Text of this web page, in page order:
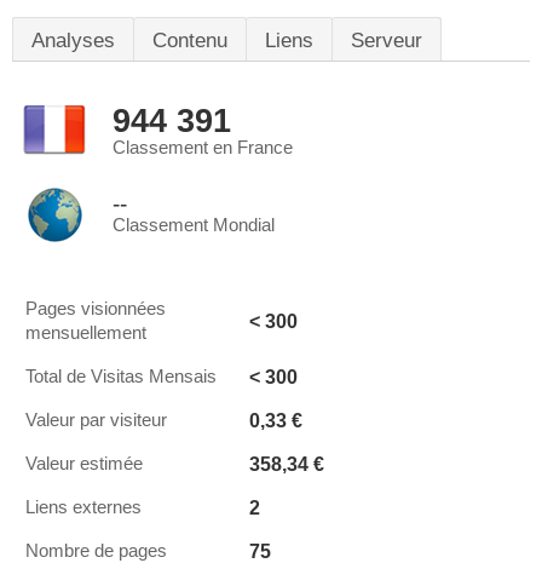
Analyses Contenu Liens Serveur
944 391
Classement en France
--
Classement Mondial
Pages visionnées
mensuellement
< 300
Total de Visitas Mensais < 300
Valeur par visiteur 0,33 €
Valeur estimée 358,34 €
Liens externes 2
Nombre de pages 75